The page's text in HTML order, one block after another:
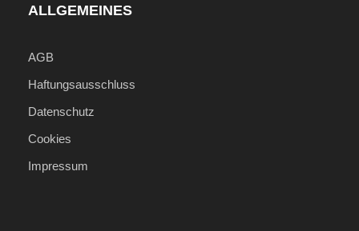
Reise ist auch als Privatrundreise buchbar!
Fotos
ALLGEMEINES
AGB
Haftungsausschluss
Datenschutz
Cookies
Impressum